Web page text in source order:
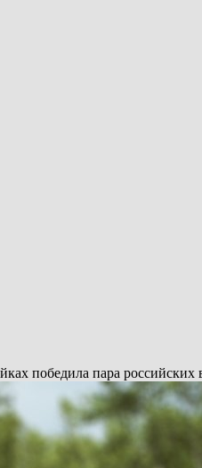
победила пара российских